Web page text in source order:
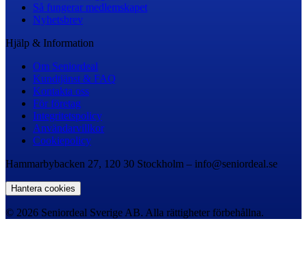
Så fungerar medlemskapet
Nyhetsbrev
Hjälp & Information
Om Seniordeal
Kundtjänst & FAQ
Kontakta oss
För företag
Integritetspolicy
Användarvillkor
Cookiepolicy
Hammarbybacken 27, 120 30 Stockholm – info@seniordeal.se
Hantera cookies
© 2026 Seniordeal Sverige AB. Alla rättigheter förbehållna.